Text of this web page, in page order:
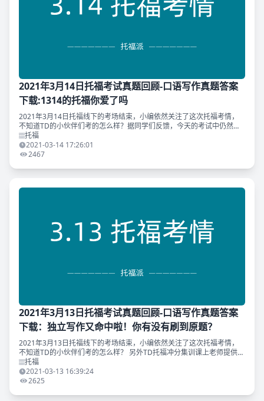
2021年3月14日托福考试真题回顾-口语写作真题答案
下载:1314的托福你爱了吗
2021年3月14日托福线下的考场结束，小编依然关注了这次托福考情，
不知道TD的小伙伴们考的怎么样？据同学们反馈，今天的考试中仍然出
现了部分的原题。 与往常一样，TD为你精心准备了今天托福独立题目的
高分示范，请在
托福
2021-03-14 17:26:01
2467
2021年3月13日托福考试真题回顾-口语写作真题答案
下载：独立写作又命中啦！你有没有刷到原题？
2021年3月13日托福线下的考场结束，小编依然关注了这次托福考情，
不知道TD的小伙伴们考的怎么样？ 另外TD托福冲分集训课上老师提供口
语素材完美适用于今日3.13托福线下考试！独立写作更是直接命中原题！
恭喜刷到
托福
2021-03-13 16:39:24
2625